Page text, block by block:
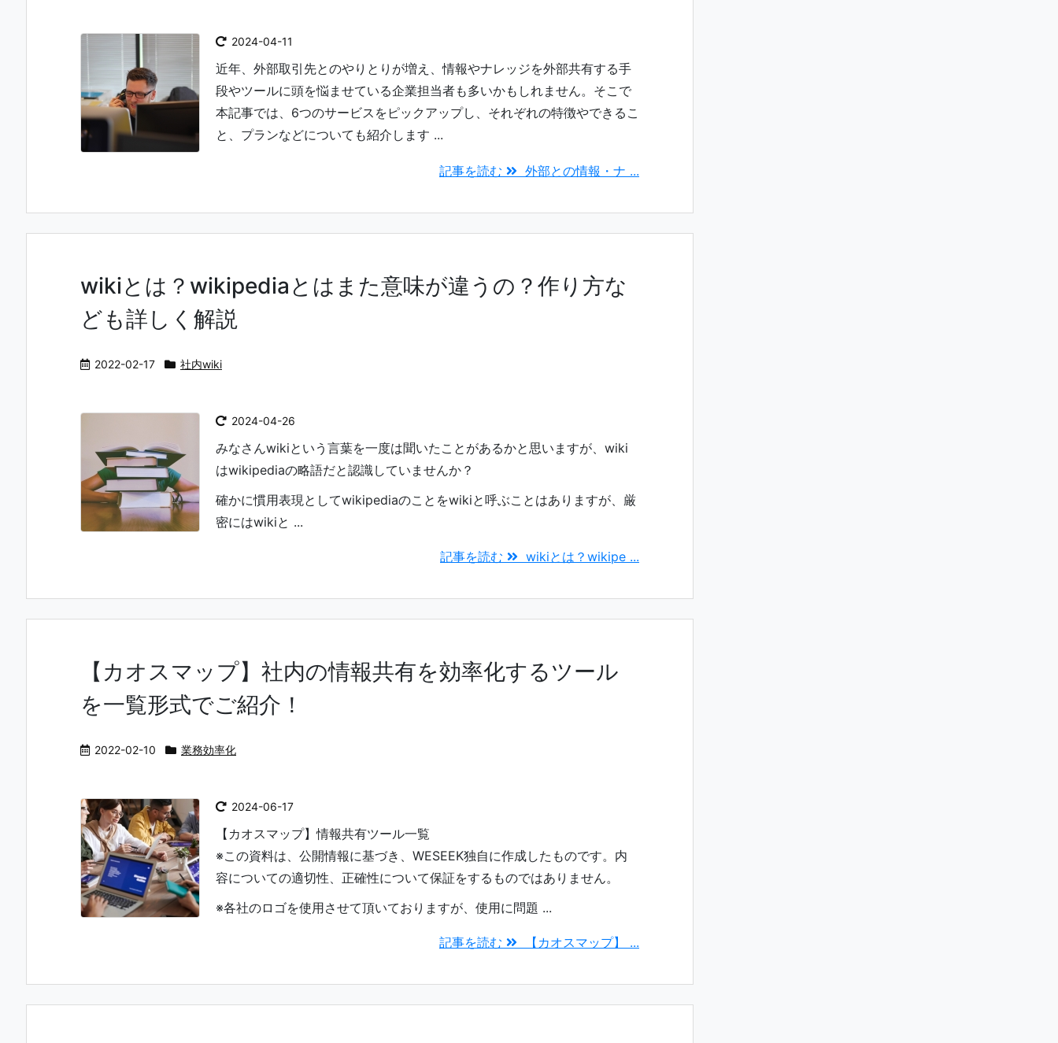
2024-04-11
近年、外部取引先とのやりとりが増え、情報やナレッジを外部共有する手
段やツールに頭を悩ませている企業担当者も多いかもしれません。そこで
本記事では、6つのサービスをピックアップし、それぞれの特徴やできるこ
と、プランなどについても紹介します ...
記事を読む 外部との情報・ナ ...
wikiとは？wikipediaとはまた意味が違うの？作り方な
ども詳しく解説
2022-02-17 社内wiki
2024-04-26
みなさんwikiという言葉を一度は聞いたことがあるかと思いますが、wiki
はwikipediaの略語だと認識していませんか？
確かに慣用表現としてwikipediaのことをwikiと呼ぶことはありますが、厳
密にはwikiと ...
記事を読む wikiとは？wikipe ...
【カオスマップ】社内の情報共有を効率化するツール
を一覧形式でご紹介！
2022-02-10 業務効率化
2024-06-17
【カオスマップ】情報共有ツール一覧
※この資料は、公開情報に基づき、WESEEK独自に作成したものです。内
容についての適切性、正確性について保証をするものではありません。
※各社のロゴを使用させて頂いておりますが、使用に問題 ...
記事を読む 【カオスマップ】 ...